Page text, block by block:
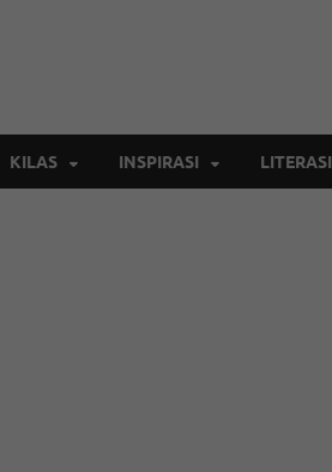
KILAS INSPIRASI LITERASI